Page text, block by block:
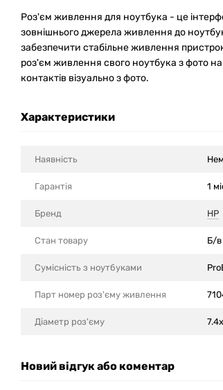
Роз'єм живлення для ноутбука - це
зовнішнього джерела живлення до
забезпечити стабільне живлення
роз'єм живлення свого ноутбука з фото
контактів візуально з фото.
Характеристики
Наявність
Гарантія 1
Бренд HP
Стан товару Б/в
Сумісність з ноутбуками
Парт номер роз'єму живлення
Діаметр роз'єму
Новий відгук або коментар